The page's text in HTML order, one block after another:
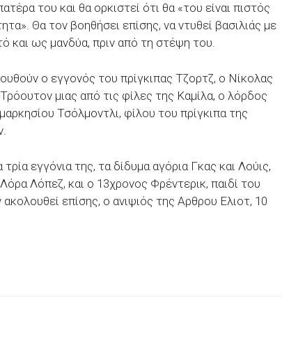
του και θα ορκιστεί ότι θα «του είναι πιστός
Θα τον βοηθήσει επίσης, να ντυθεί βασιλιάς με
και ως μανδύα, πριν από τη στέψη του.
ο εγγονός του πρίγκιπας Τζορτζ, ο Νίκολας
μιας από τις φίλες της Καμίλα, ο λόρδος
Τσόλμοντλι, φίλου του πρίγκιπα της
εγγόνια της, τα δίδυμα αγόρια Γκας και Λούις,
Λόπεζ, και ο 13χρονος Φρέντερικ, παιδί του
επίσης, ο ανιψιός της Αρθρου Ελιοτ, 10